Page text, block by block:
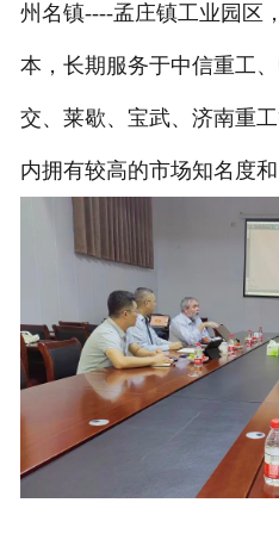
州名镇----孟庄镇工业园区
本，长期服务于中信重工
交、莱歇、宝武、济南重
内拥有较高的市场知名度和